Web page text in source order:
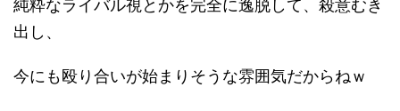
純粋なライバル視とかを完全に逸脱して、殺意むき
出し、
今にも殴り合いが始まりそうな雰囲気だからねｗ